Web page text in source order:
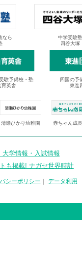
なら
中学受験塾
四谷大塚
験予備校・塾
育英舎
四国の予
東進
清瀬ひかり幼稚園 赤ちゃん成
大学情報・入試情報
も掲載! ナガセ世界時計
シーポリシー データ利用